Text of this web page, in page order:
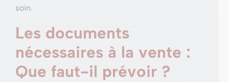
soin.
Les documents
nécessaires à la vente :
Que faut-il prévoir ?